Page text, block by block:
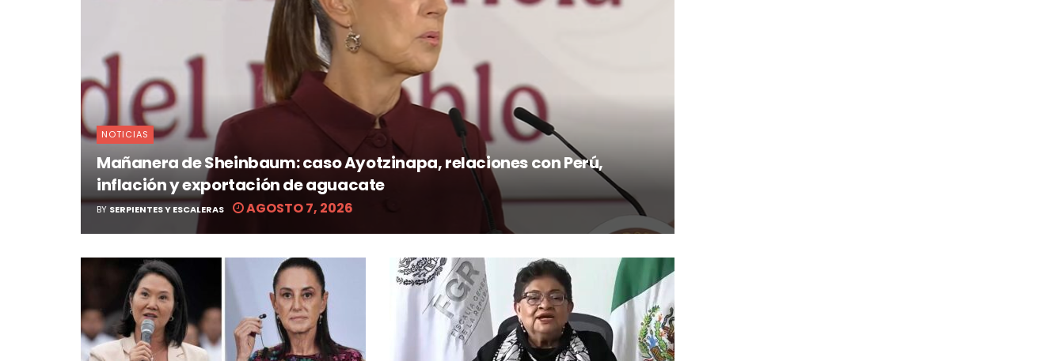
NOTICIAS
Mañanera de Sheinbaum: caso Ayotzinapa, relaciones con Perú,
inflación y exportación de aguacate
BY SERPIENTES Y ESCALERAS AGOSTO 7, 2026